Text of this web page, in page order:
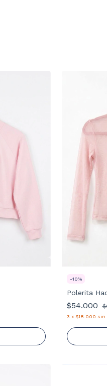
-10%
Polerita
$54.000
3 x $18.000 sin